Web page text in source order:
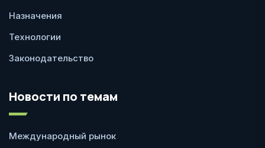
Назначения
Технологии
Законодательство
Новости по темам
Международный рынок